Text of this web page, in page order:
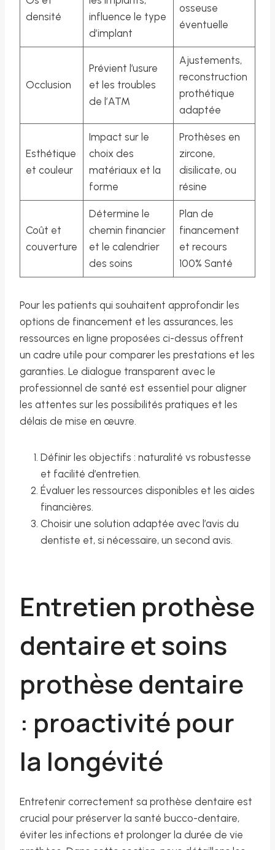
densité
influence le type
d’implant
osseuse
éventuelle
Occlusion
Prévient l’usure
et les troubles
de l’ATM
Ajustements,
reconstruction
prothétique
adaptée
Esthétique
et couleur
Impact sur le
choix des
matériaux et la
forme
Prothèses en
zircone,
disilicate, ou
résine
Coût et
couverture
Détermine le
chemin financier
et le calendrier
des soins
Plan de
financement
et recours
100% Santé
Pour les patients qui souhaitent approfondir les
options de financement et les assurances, les
ressources en ligne proposées ci-dessus offrent
un cadre utile pour comparer les prestations et les
garanties. Le dialogue transparent avec le
professionnel de santé est essentiel pour aligner
les attentes sur les possibilités pratiques et les
délais de mise en œuvre.
Définir les objectifs : naturalité vs robustesse
et facilité d’entretien.
Évaluer les ressources disponibles et les aides
financières.
Choisir une solution adaptée avec l’avis du
dentiste et, si nécessaire, un second avis.
Entretien prothèse
dentaire et soins
prothèse dentaire
: proactivité pour
la longévité
Entretenir correctement sa prothèse dentaire est
crucial pour préserver la santé bucco-dentaire,
éviter les infections et prolonger la durée de vie